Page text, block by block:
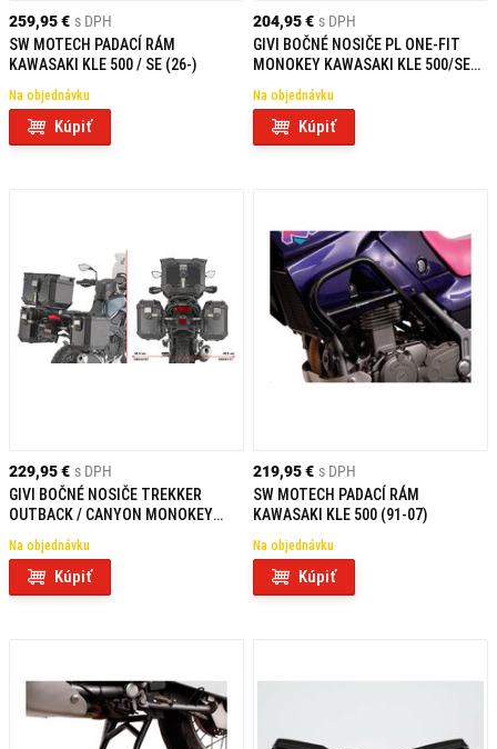
259,95 € s DPH
SW MOTECH PADACÍ RÁM
KAWASAKI KLE 500 / SE (26-)
Na objednávku
Kúpiť
204,95 € s DPH
GIVI BOČNÉ NOSIČE PL ONE-FIT
MONOKEY KAWASAKI KLE 500/SE
Na objednávku
Kúpiť
229,95 € s DPH
GIVI BOČNÉ NOSIČE TREKKER
OUTBACK / CANYON MONOKEY
(26) PLO4139CAM
Na objednávku
Kúpiť
219,95 € s DPH
SW MOTECH PADACÍ RÁM
KAWASAKI KLE 500 (91-07)
Na objednávku
Kúpiť